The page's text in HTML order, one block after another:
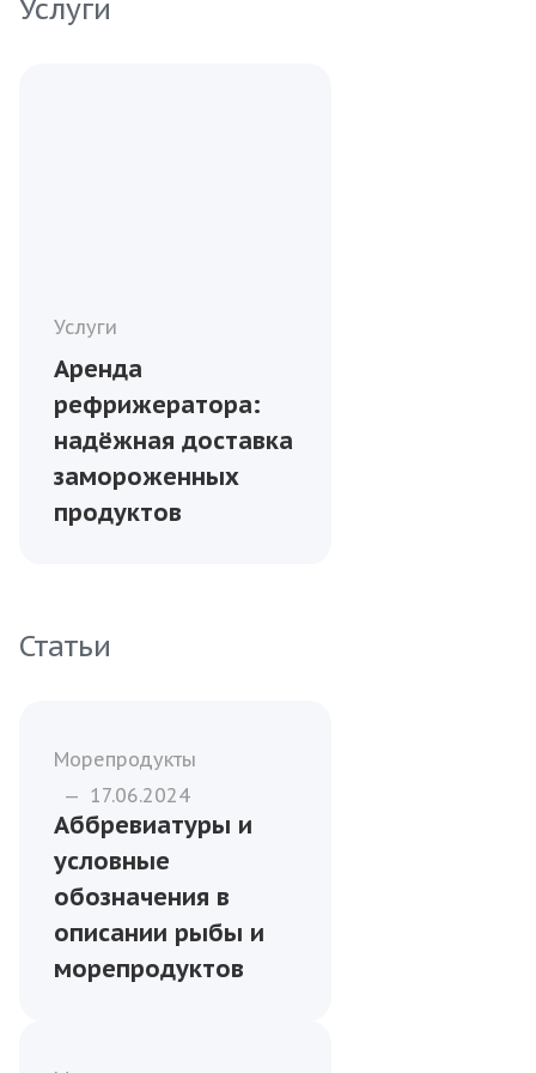
Услуги
Услуги
Аренда
рефрижератора:
надёжная доставка
замороженных
продуктов
Статьи
Морепродукты
— 17.06.2024
Аббревиатуры и
условные
обозначения в
описании рыбы и
морепродуктов